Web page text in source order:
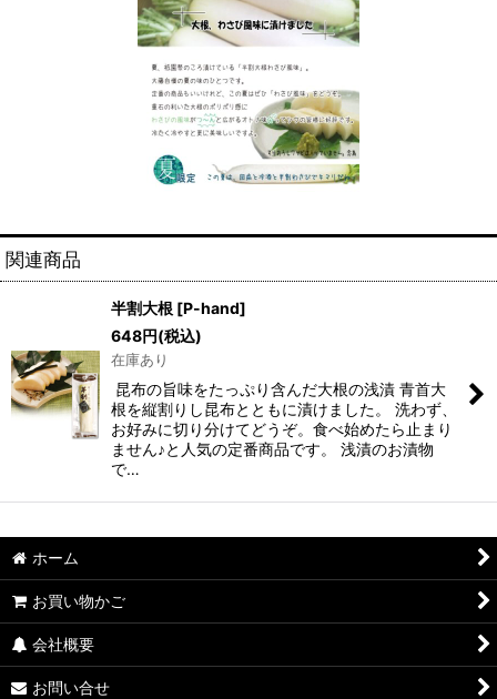
関連商品
半割大根 [P-hand]
648円(税込)
在庫あり
昆布の旨味をたっぷり含んだ大根の浅漬 青首大
根を縦割りし昆布とともに漬けました。 洗わず、
お好みに切り分けてどうぞ。食べ始めたら止まり
ません♪と人気の定番商品です。 浅漬のお漬物
で…
ホーム
お買い物かご
会社概要
お問い合せ